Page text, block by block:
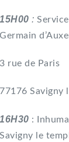
15H00 :
Germain
3 rue de Paris
77176 Savigny
16H30 :
Savigny le